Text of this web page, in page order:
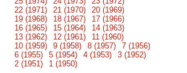
22 (1971)
21 (1970)
20 (1969)
19 (1968)
18 (1967)
17 (1966)
16 (1965)
15 (1964)
14 (1963)
13 (1962)
12 (1961)
11 (1960)
10 (1959)
9 (1958) 8 (1957)
7 (1956)
6 (1955)
5 (1954) 4 (1953)
3 (1952)
2 (1951)
1 (1950)